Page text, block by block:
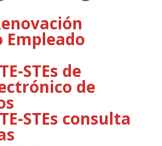
STEs de
de
STEs consulta